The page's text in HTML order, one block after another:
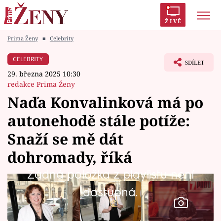
ŽIVĚ
Módní alarm
Témata
Celebrity
Vztahy
Seriály
Prima Ženy ■ Celebrity
CELEBRITY
29. března 2025 10:30
redakce Prima Ženy
SDÍLET
Naďa Konvalinková má po
autonehodě stále potíže:
Snaží se mě dát
dohromady, říká
Žádná položka z playlistu není
dostupná.